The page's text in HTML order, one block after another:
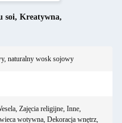
soi, Kreatywna,
naturalny wosk sojowy
Zajęcia religijne, Inne,
wotywna, Dekoracja wnętrz,